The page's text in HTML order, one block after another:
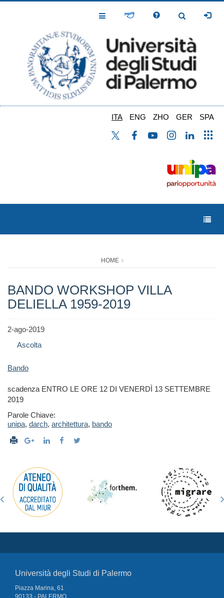
Toggle
Toggle
ITA ENG ZHO GER SPA
HOME
BANDO WORKSHOP VILLA
DELIELLA 1959-2019
2-ago-2019
Ascolta
Bando
scadenza ENTRO LE ORE 12 DI VENERDÌ 13 SETTEMBRE
2019
Parole Chiave:
unipa, darch, architettura, bando
Università degli Studi di Palermo
Piazza Marina, 61